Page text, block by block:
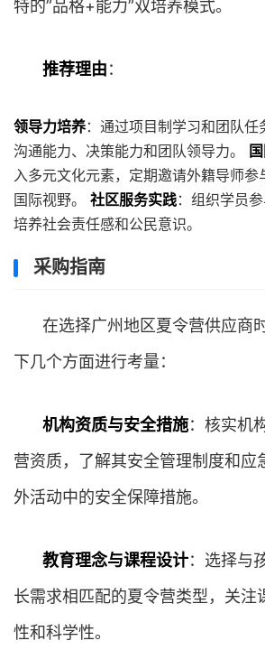
特的”品格+能力”双培养模式。
推荐理由：
领导力培养：通过项目制学习和团队任
沟通能力、决策能力和团队领导力。
入多元文化元素，定期邀请外籍导师参
国际视野。 社区服务实践：组织学员
培养社会责任感和公民意识。
采购指南
在选择广州地区夏令营供应商
下几个方面进行考量：
机构资质与安全措施：核实机
营资质，了解其安全管理制度和应
外活动中的安全保障措施。
教育理念与课程设计：选择与
长需求相匹配的夏令营类型，关注
性和科学性。